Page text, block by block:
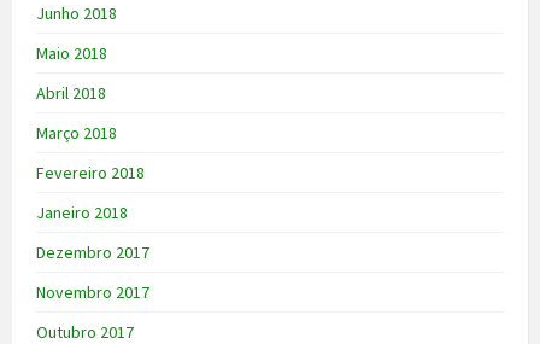
Junho 2018
Maio 2018
Abril 2018
Março 2018
Fevereiro 2018
Janeiro 2018
Dezembro 2017
Novembro 2017
Outubro 2017